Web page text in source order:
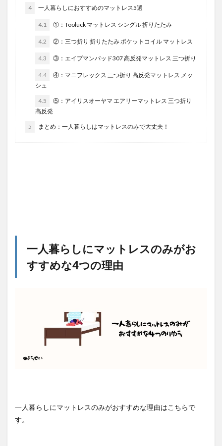
4 一人暮らしにおすすめのマットレス5選
4.1 ①：Tooluck マットレス シングル 折りたたみ
4.2 ②：三つ折り 折りたたみ ポケットコイル マットレス
4.3 ③：エイプマンパッド307 高反発マットレス 三つ折り
4.4
④：マニフレックス 三つ折り 高反発マットレス メッ
シュ
4.5
⑤：アイリスオーヤマ エアリーマットレス 三つ折り
高反発
5 まとめ：一人暮らしはマットレスのみで大丈夫！
一人暮らしにマットレスのみがお
すすめな4つの理由
一人暮らしにマットレスのみがおすすめな理由はこちらで
す。